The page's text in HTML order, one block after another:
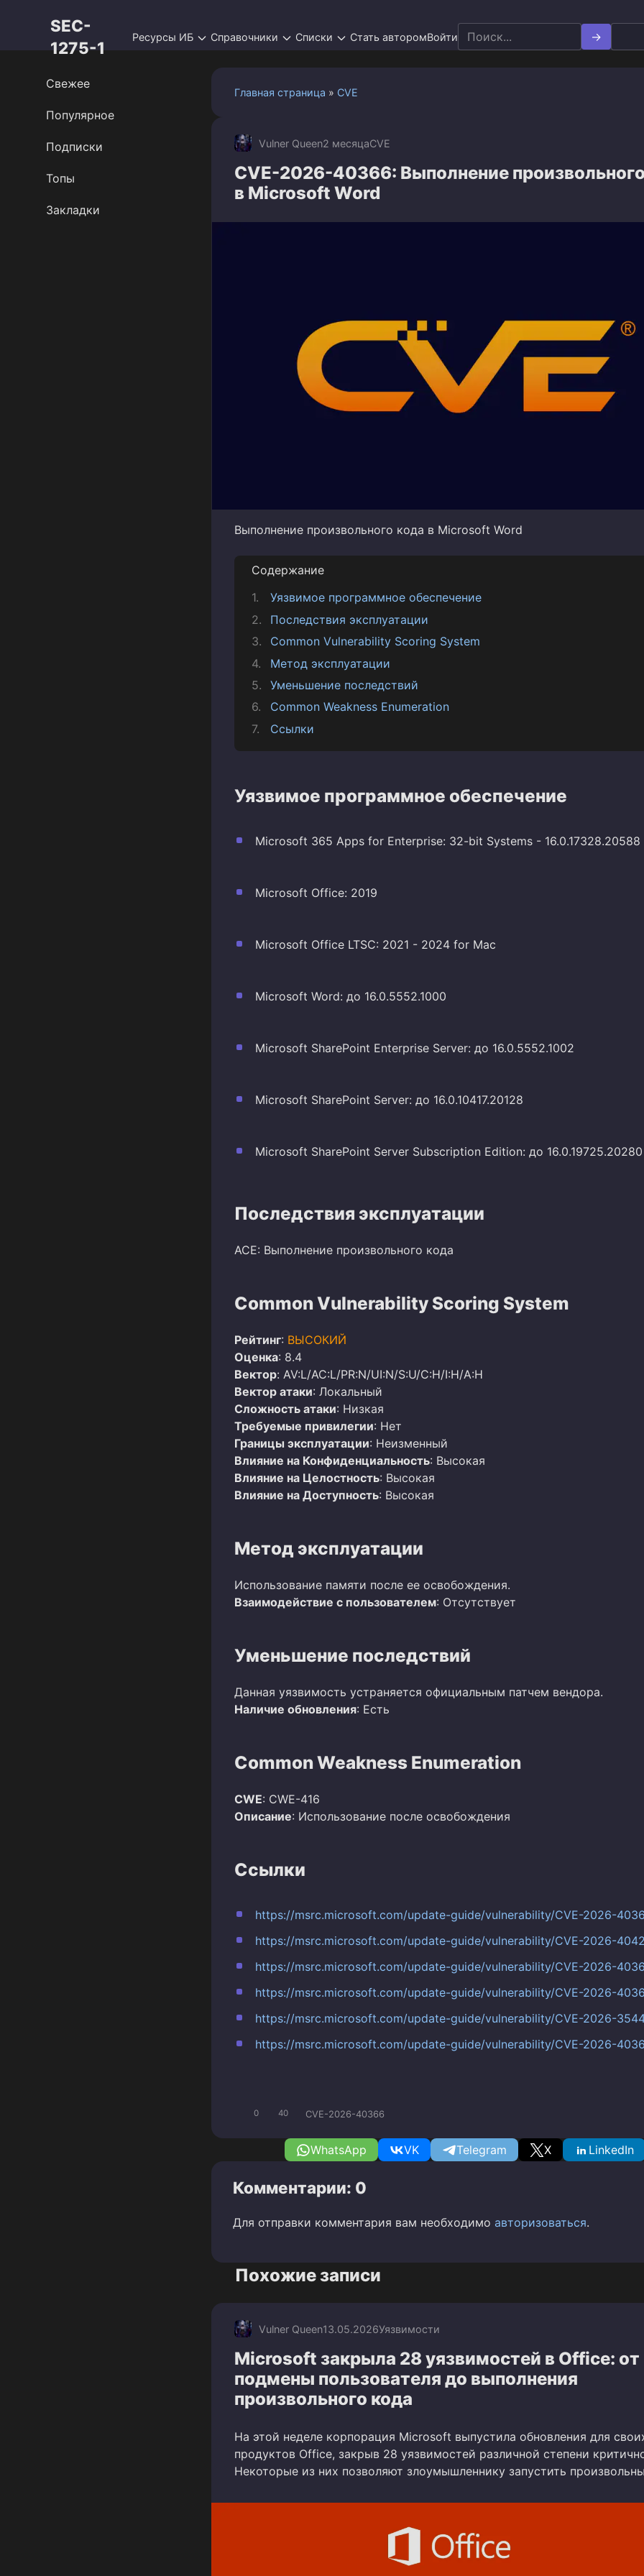
SEC-
1275-1
Ресурсы ИБ Справочники Списки Стать авторомВойти
Search
for:
Главная страница » CVE
Vulner Queen2 месяцаCVE
CVE-2026-40366: Выполнение
в Microsoft Word
Выполнение произвольного кода в Microsoft Word
Содержание
Уязвимое программное обеспечение
Последствия эксплуатации
Common Vulnerability Scoring System
Метод эксплуатации
Уменьшение последствий
Common Weakness Enumeration
Ссылки
Уязвимое программное обеспечение
Microsoft 365 Apps for Enterprise: 32-bit Systems - 16.0.17328.20588
Microsoft Office: 2019
Microsoft Office LTSC: 2021 - 2024 for Mac
Microsoft Word: до 16.0.5552.1000
Microsoft SharePoint Enterprise Server: до 16.0.5552.1002
Microsoft SharePoint Server: до 16.0.10417.20128
Microsoft SharePoint Server Subscription Edition: до 16.0.19725.20280
Последствия эксплуатации
ACE: Выполнение произвольного кода
Common Vulnerability Scoring System
Рейтинг: ВЫСОКИЙ
Оценка: 8.4
Вектор: AV:L/AC:L/PR:N/UI:N/S:U/C:H/I:H/A:H
Вектор атаки: Локальный
Сложность атаки: Низкая
Требуемые привилегии: Нет
Границы эксплуатации: Неизменный
Влияние на Конфиденциальность: Высокая
Влияние на Целостность: Высокая
Влияние на Доступность: Высокая
Метод эксплуатации
Использование памяти после ее освобождения.
Взаимодействие с пользователем: Отсутствует
Уменьшение последствий
Данная уязвимость устраняется официальным патчем вендора.
Наличие обновления: Есть
Common Weakness Enumeration
CWE: CWE-416
Описание: Использование после освобождения
Ссылки
https://msrc.microsoft.com/update-guide/vulnerability/CVE-2026-
https://msrc.microsoft.com/update-guide/vulnerability/CVE-2026-
https://msrc.microsoft.com/update-guide/vulnerability/CVE-2026-
https://msrc.microsoft.com/update-guide/vulnerability/CVE-2026-
https://msrc.microsoft.com/update-guide/vulnerability/CVE-2026-
https://msrc.microsoft.com/update-guide/vulnerability/CVE-2026-
0 40 CVE-2026-40366
WhatsApp VK Telegram X LinkedIn
Комментарии: 0
Для отправки комментария вам необходимо авторизоваться.
Похожие записи
Vulner Queen13.05.2026Уязвимости
Microsoft закрыла 28 уязвимостей в Office: от
подмены пользователя до выполнения
произвольного кода
На этой неделе корпорация Microsoft выпустила обновления для
продуктов Office, закрыв 28 уязвимостей различной степени
Некоторые из них позволяют злоумышленнику запустить
Свежее
Популярное
Подписки
Топы
Закладки